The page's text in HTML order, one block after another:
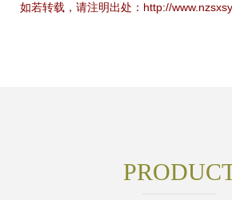
如若转载，请注明出处：http://